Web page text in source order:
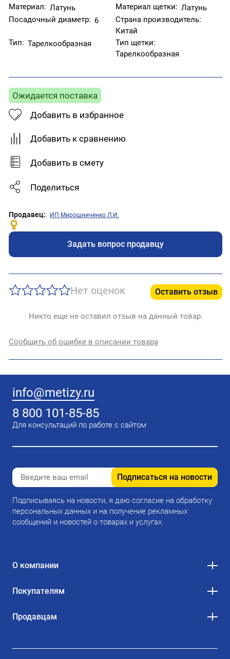
Материал: Латунь Материал щетки: Латунь
Посадочный диаметр: 6
Страна производитель:
Китай
Тип: Тарелкообразная
Тип щетки:
Тарелкообразная
Ожидается поставка
Добавить в избранное
Добавить к сравнению
Добавить в смету
Поделиться
Продавец: ИП Мирошниченко Л.И.
Задать вопрос продавцу
Нет оценок Оставить отзыв
Никто еще не оставил отзыв на данный товар.
Сообщить об ошибке в описании товара
info@metizy.ru
8 800 101-85-85
Для консультаций по работе с сайтом
Подписаться на новости
Подписываясь на новости, я даю согласие на обработку
персональных данных и на получение рекламных
сообщений и новостей о товарах и услугах.
О компании
Покупателям
Продавцам